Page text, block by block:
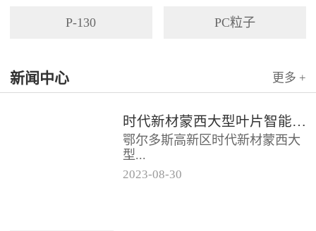
P-130 PC粒子
新闻中心 更多 +
时代新材蒙西大型叶片智能制造基地项目开工
鄂尔多斯高新区时代新材蒙西大
型...
2023-08-30